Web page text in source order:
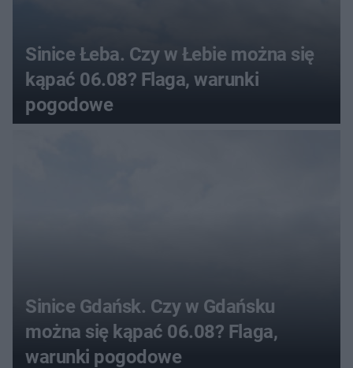
Sinice Łeba. Czy w Łebie można się
kąpać 06.08? Flaga, warunki
pogodowe
Sinice Gdańsk. Czy w Gdańsku
można się kąpać 06.08? Flaga,
warunki pogodowe